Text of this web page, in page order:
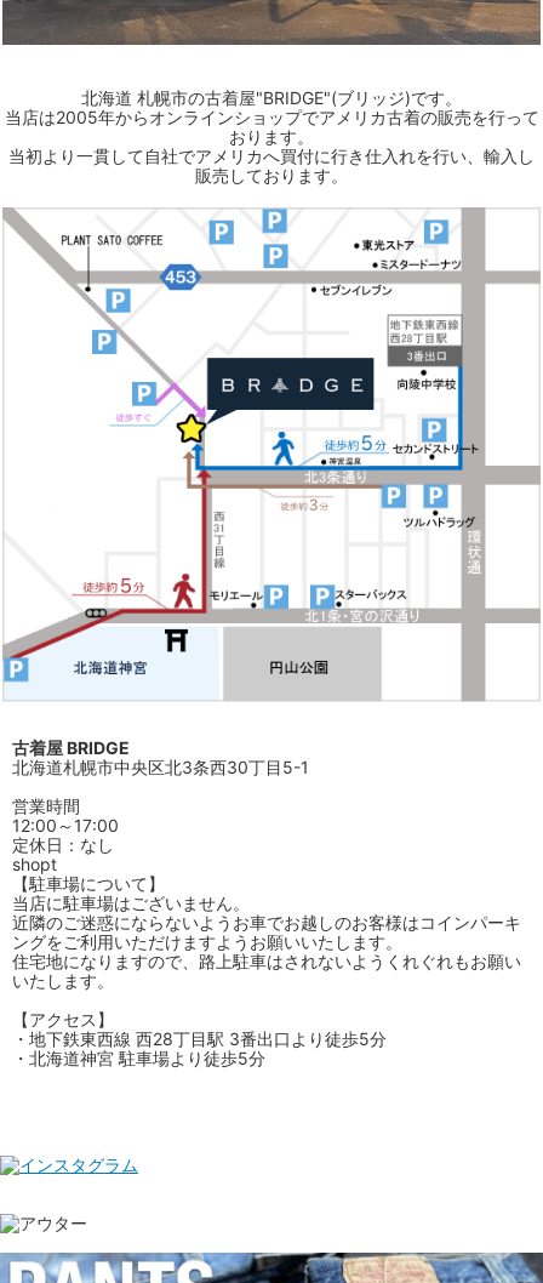
北海道 札幌市の古着屋"BRIDGE"(ブリッジ)です。
当店は2005年からオンラインショップでアメリカ古着の販売を行って
おります。
当初より一貫して自社でアメリカへ買付に行き仕入れを行い、輸入し
販売しております。
古着屋 BRIDGE
北海道札幌市中央区北3条西30丁目5-1
営業時間
12:00～17:00
定休日：なし
shopt
【駐車場について】
当店に駐車場はございません。
近隣のご迷惑にならないようお車でお越しのお客様はコインパーキ
ングをご利用いただけますようお願いいたします。
住宅地になりますので、路上駐車はされないようくれぐれもお願い
いたします。
【アクセス】
・地下鉄東西線 西28丁目駅 3番出口より徒歩5分
・北海道神宮 駐車場より徒歩5分